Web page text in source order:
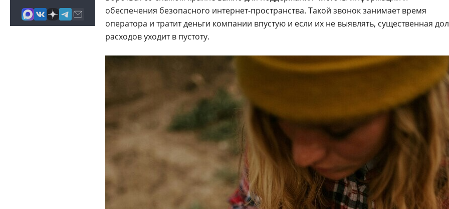
обеспечения безопасного интернет-пространства. Такой звонок занимает время
оператора и тратит деньги компании впустую и если их не выявлять, существенная
расходов уходит в пустоту.